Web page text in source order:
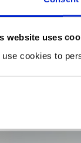
website uses
use cookies to